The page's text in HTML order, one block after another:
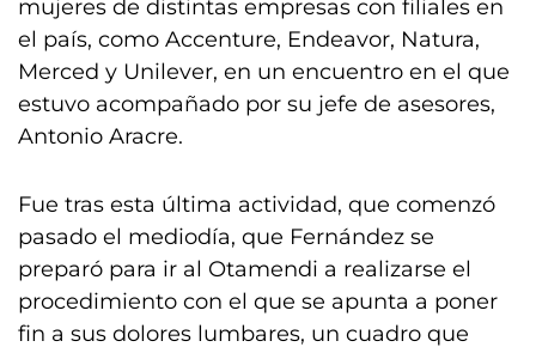
mujeres de distintas empresas con filiales en
el país, como Accenture, Endeavor, Natura,
Merced y Unilever, en un encuentro en el que
estuvo acompañado por su jefe de asesores,
Antonio Aracre.
Fue tras esta última actividad, que comenzó
pasado el mediodía, que Fernández se
preparó para ir al Otamendi a realizarse el
procedimiento con el que se apunta a poner
fin a sus dolores lumbares, un cuadro que